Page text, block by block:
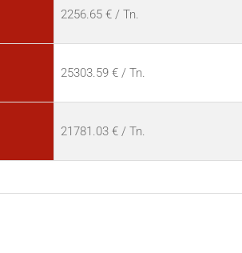
2256.65 € / Tn.
25303.59 € / Tn.
21781.03 € / Tn.